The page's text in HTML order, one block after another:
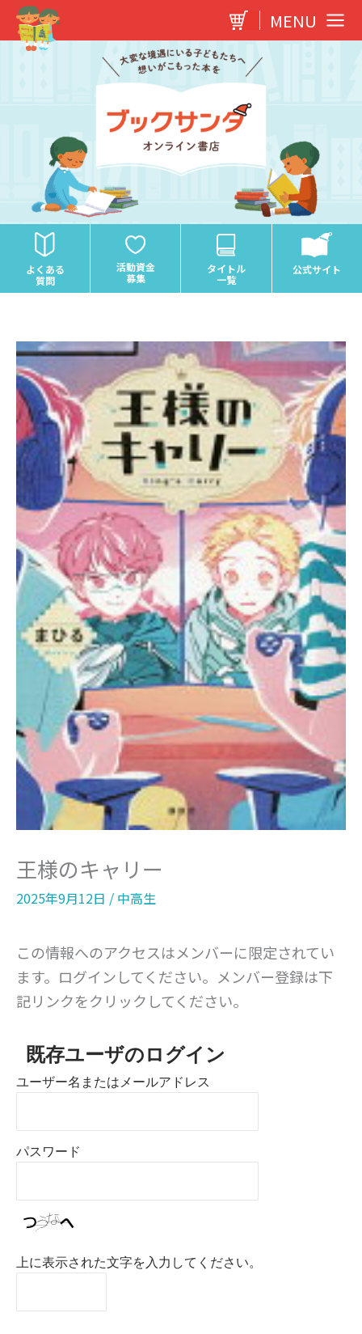
容
MENU
よくある
質問
活動資金
募集
タイトル
一覧
公式サイト
王様のキャリー
2025年9月12日 / 中高生
この情報へのアクセスはメンバーに限定されてい
ます。ログインしてください。メンバー登録は下
記リンクをクリックしてください。
既存ユーザのログイン
ユーザー名またはメールアドレス
パスワード
上に表示された文字を入力してください。